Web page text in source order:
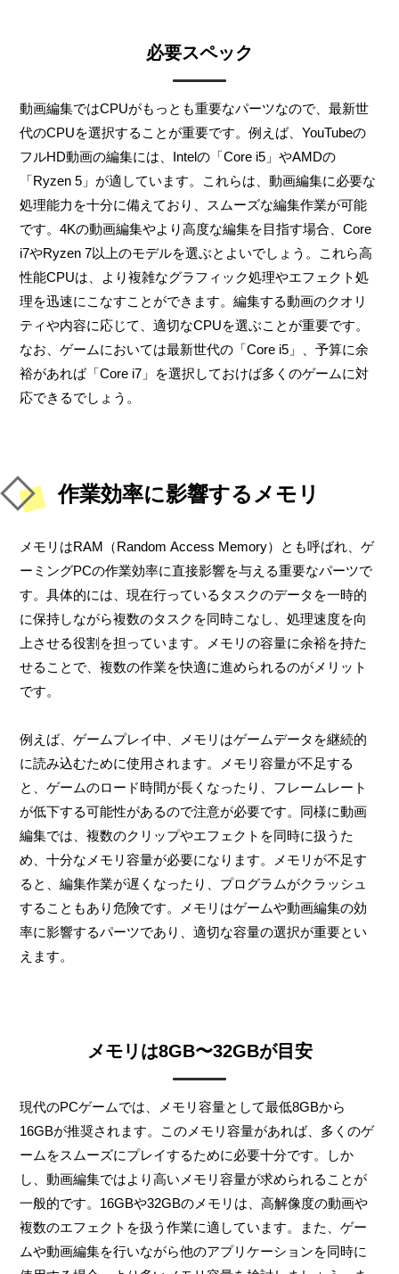
必要スペック
動画編集ではCPUがもっとも重要なパーツなので、最新世
代のCPUを選択することが重要です。例えば、YouTubeの
フルHD動画の編集には、Intelの「Core i5」やAMDの
「Ryzen 5」が適しています。これらは、動画編集に必要な
処理能力を十分に備えており、スムーズな編集作業が可能
です。4Kの動画編集やより高度な編集を目指す場合、Core
i7やRyzen 7以上のモデルを選ぶとよいでしょう。これら高
性能CPUは、より複雑なグラフィック処理やエフェクト処
理を迅速にこなすことができます。編集する動画のクオリ
ティや内容に応じて、適切なCPUを選ぶことが重要です。
なお、ゲームにおいては最新世代の「Core i5」、予算に余
裕があれば「Core i7」を選択しておけば多くのゲームに対
応できるでしょう。
作業効率に影響するメモリ
メモリはRAM（Random Access Memory）とも呼ばれ、ゲ
ーミングPCの作業効率に直接影響を与える重要なパーツで
す。具体的には、現在行っているタスクのデータを一時的
に保持しながら複数のタスクを同時こなし、処理速度を向
上させる役割を担っています。メモリの容量に余裕を持た
せることで、複数の作業を快適に進められるのがメリット
です。
例えば、ゲームプレイ中、メモリはゲームデータを継続的
に読み込むために使用されます。メモリ容量が不足する
と、ゲームのロード時間が長くなったり、フレームレート
が低下する可能性があるので注意が必要です。同様に動画
編集では、複数のクリップやエフェクトを同時に扱うた
め、十分なメモリ容量が必要になります。メモリが不足す
ると、編集作業が遅くなったり、プログラムがクラッシュ
することもあり危険です。メモリはゲームや動画編集の効
率に影響するパーツであり、適切な容量の選択が重要とい
えます。
メモリは8GB〜32GBが目安
現代のPCゲームでは、メモリ容量として最低8GBから
16GBが推奨されます。このメモリ容量があれば、多くのゲ
ームをスムーズにプレイするために必要十分です。しか
し、動画編集ではより高いメモリ容量が求められることが
一般的です。16GBや32GBのメモリは、高解像度の動画や
複数のエフェクトを扱う作業に適しています。また、ゲー
ムや動画編集を行いながら他のアプリケーションを同時に